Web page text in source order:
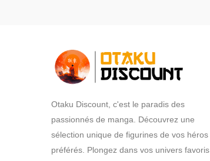
Otaku Discount, c'est le paradis des
passionnés de manga. Découvrez une
sélection unique de figurines de vos héros
préférés. Plongez dans vos univers favoris